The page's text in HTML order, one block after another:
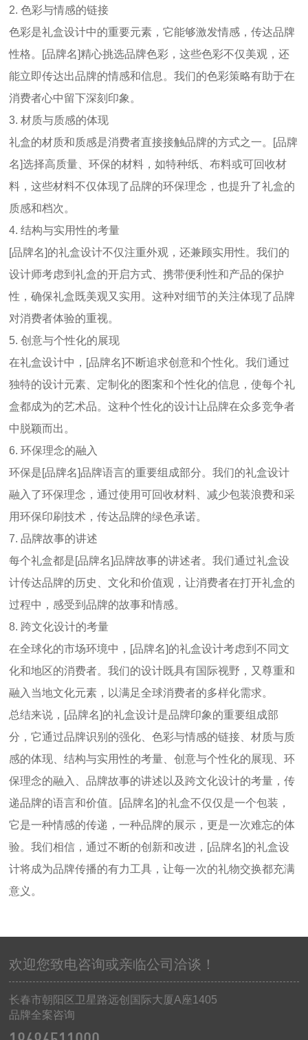
2.色彩与情感的链接
色彩是礼盒设计中的重要元素，它能够激发情感，传达品牌
性格。 [品牌名]精心挑选品牌色彩，这些色彩不仅美观，还
能立即传达出品牌的情感和信息。我们的色彩策略有助于在
消费者心中留下深刻印象。
3.材质与质感的体现
礼盒的材质和质感是消费者直接接触品牌的方式之一。 [品牌
名]选择高质量、环保的材料，如特种纸、布料或可回收材
料，这些材料不仅体现了品牌的环保理念，也提升了礼盒的
质感和档次。
4.结构与实用性的考量
[品牌名]的礼盒设计不仅注重外观，还兼顾实用性。我们的
设计师考虑到礼盒的开启方式、携带便利性和产品的保护
性，确保礼盒既美观又实用。这种对细节的关注体现了品牌
对消费者体验的重视。
5.创意与个性化的展现
在礼盒设计中， [品牌名]不断追求创意和个性化。我们通过
独特的设计元素、定制化的图案和个性化的信息，使每个礼
盒都成为的艺术品。这种个性化的设计让品牌在众多竞争者
中脱颖而出。
6.环保理念的融入
环保是[品牌名]品牌语言的重要组成部分。我们的礼盒设计
融入了环保理念，通过使用可回收材料、减少包装浪费和采
用环保印刷技术，传达品牌的绿色承诺。
7.品牌故事的讲述
每个礼盒都是[品牌名]品牌故事的讲述者。我们通过礼盒设
计传达品牌的历史、文化和价值观，让消费者在打开礼盒的
过程中，感受到品牌的故事和情感。
8. 跨文化设计的考量
在全球化的市场环境中， [品牌名]的礼盒设计考虑到不同文
化和地区的消费者。我们的设计既具有国际视野，又尊重和
融入当地文化元素，以满足全球消费者的多样化需求。
总结来说， [品牌名]的礼盒设计是品牌印象的重要组成部
分，它通过品牌识别的强化、色彩与情感的链接、材质与质
感的体现、结构与实用性的考量、创意与个性化的展现、环
保理念的融入、品牌故事的讲述以及跨文化设计的考量，传
递品牌的语言和价值。 [品牌名]的礼盒不仅仅是一个包装，
它是一种情感的传递，一种品牌的展示，更是一次难忘的体
验。我们相信，通过不断的创新和改进， [品牌名]的礼盒设
计将成为品牌传播的有力工具，让每一次的礼物交换都充满
意义。
欢迎您致电咨询或亲临公司洽谈！
长春市朝阳区卫星路远创国际大厦A座1405
品牌全案咨询